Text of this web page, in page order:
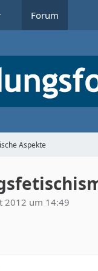
Forum
Aspekte
2012 um 14:49